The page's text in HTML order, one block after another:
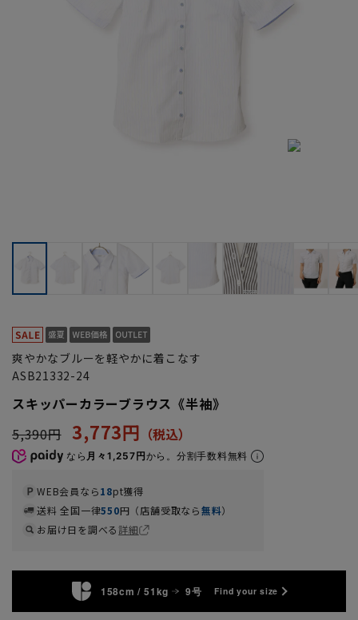
爽やかなブルーを軽やかに着こなす
ASB21332-24
スキッパーカラーブラウス《半袖》
5,390円 3,773円
なら 月々1,257円から。分割手数料無料
WEB会員なら18pt獲得
送料 全国一律550円（店舗受取なら無料）
お届け日を調べる詳細
158cm / 51kg 9号 Find your size